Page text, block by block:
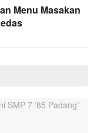
Menu Masakan